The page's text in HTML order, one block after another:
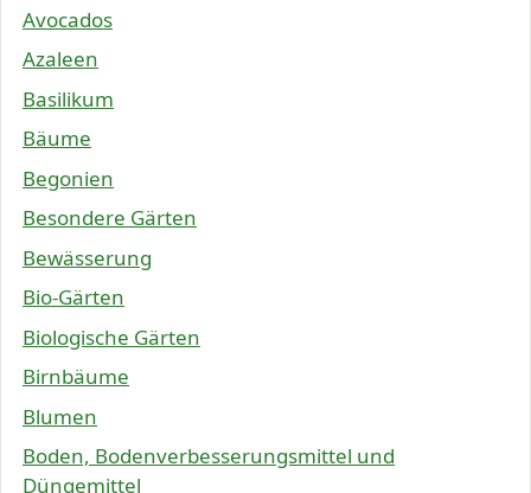
Avocados
Azaleen
Basilikum
Bäume
Begonien
Besondere Gärten
Bewässerung
Bio-Gärten
Biologische Gärten
Birnbäume
Blumen
Boden, Bodenverbesserungsmittel und
Düngemittel